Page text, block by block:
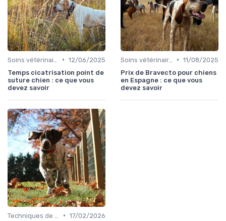
• 12/06/2025
Temps cicatrisation point de
suture chien : ce que vous
devez savoir
• 11/08/2025
Prix de Bravecto pour chiens
en Espagne : ce que vous
devez savoir
• 17/02/2026